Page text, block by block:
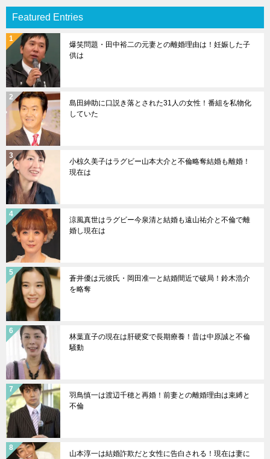
Featured Entries
爆笑問題・田中裕二の元妻との離婚理由は！妊娠した子
供は
島田紳助に口説き落とされた31人の女性！番組を私物化
していた
小椋久美子はラグビー山本大介と不倫略奪結婚も離婚！
現在は
涼風真世はラグビー今泉清と結婚も遠山祐介と不倫で離
婚し現在は
蒼井優は元彼氏・岡田准一と結婚間近で破局！鈴木浩介
を略奪
林葉直子の現在は肝硬変で長期療養！昔は中原誠と不倫
騒動
羽鳥慎一は渡辺千穂と再婚！前妻との離婚理由は束縛と
不倫
山本淳一は結婚詐欺だと女性に告白される！現在は妻に